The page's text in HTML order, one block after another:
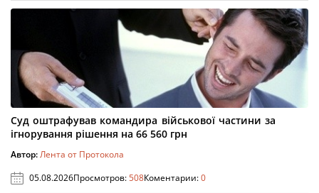
Суд оштрафував командира військової частини за
ігнорування рішення на 66 560 грн
Автор:Лента от Протокола
05.08.2026Просмотров:508Коментарии:0